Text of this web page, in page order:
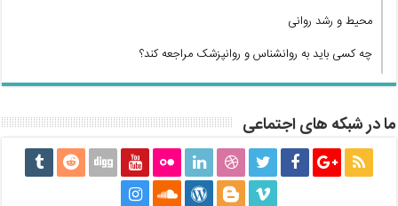
محیط و رشد روانی
چه کسی باید به روانشناس و روانپزشک مراجعه کند؟
ما در شبکه های اجتماعی